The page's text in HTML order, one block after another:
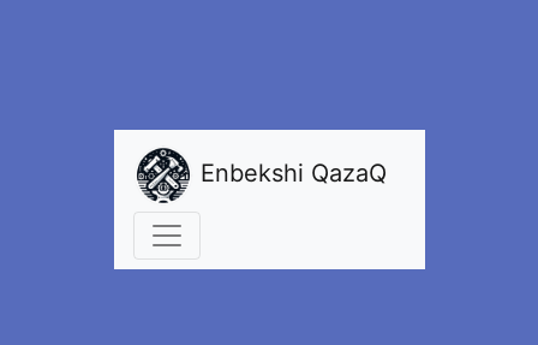
Enbekshi QazaQ